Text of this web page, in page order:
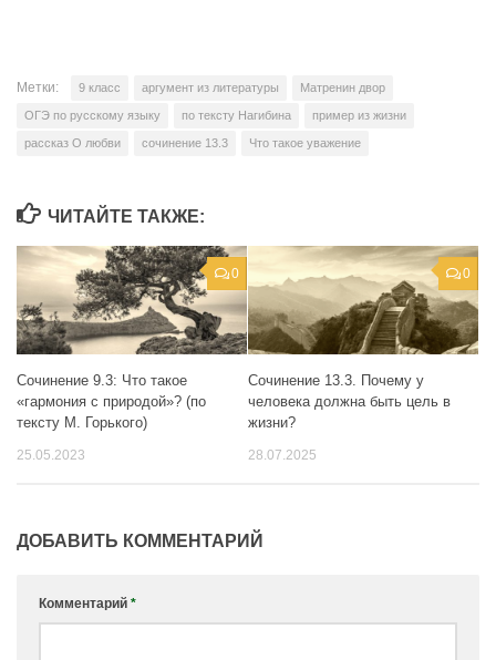
Метки: 9 класс аргумент из литературы Матренин двор
ОГЭ по русскому языку по тексту Нагибина пример из жизни
рассказ О любви сочинение 13.3 Что такое уважение
ЧИТАЙТЕ ТАКЖЕ:
0
Сочинение 9.3: Что такое
«гармония с природой»? (по
тексту М. Горького)
25.05.2023
0
Сочинение 13.3. Почему у
человека должна быть цель в
жизни?
28.07.2025
ДОБАВИТЬ КОММЕНТАРИЙ
Комментарий *